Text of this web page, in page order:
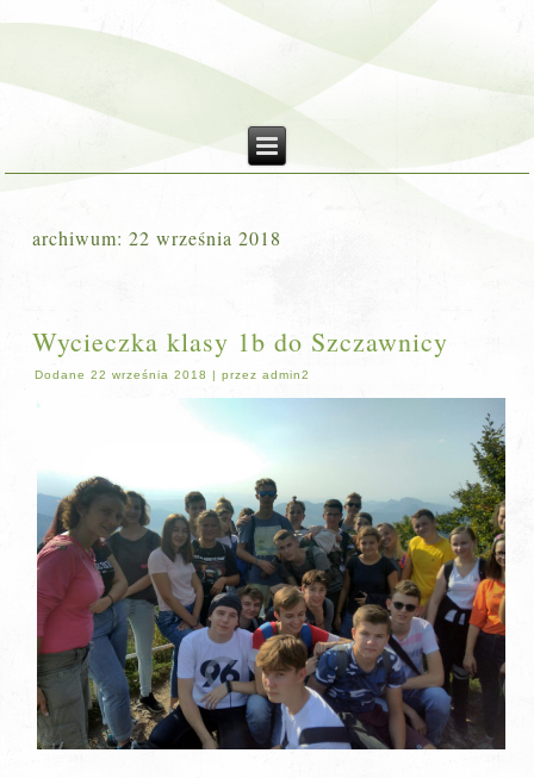
archiwum:22 września 2018
Wycieczka klasy 1b do Szczawnicy
Dodane 22 września 2018 |przez admin2